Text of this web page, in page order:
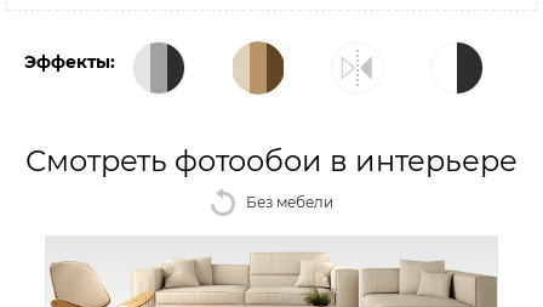
Эффекты:
Смотреть фотообои в интерьере
Без мебели